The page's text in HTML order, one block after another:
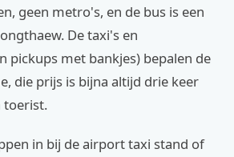
geen metro's, en de bus is een
De taxi's en
pickups met bankjes) bepalen de
die prijs is bijna altijd drie keer
toerist.
in bij de airport taxi stand of